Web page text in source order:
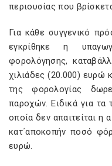
περιουσίας που
Για κάθε συγγενικό
εγκρίθηκε η
φορολόγησης,
χιλιάδες (20.000) ευρώ
της φορολογίας
παροχών. Ειδικά για τα
οποία δεν απαιτείται η
κατ΄αποκοπήν ποσό
ευρώ.